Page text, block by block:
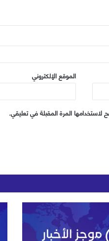
الموقع الإلكتروني
لاستخدامها المرة المقبلة في تعليقي.